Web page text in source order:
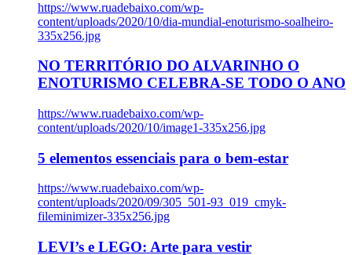
https://www.ruadebaixo.com/wp-
content/uploads/2020/10/dia-mundial-enoturismo-soalheiro-
335x256.jpg
NO TERRITÓRIO DO ALVARINHO O
ENOTURISMO CELEBRA-SE TODO O ANO
https://www.ruadebaixo.com/wp-
content/uploads/2020/10/image1-335x256.jpg
5 elementos essenciais para o bem-estar
https://www.ruadebaixo.com/wp-
content/uploads/2020/09/305_501-93_019_cmyk-
fileminimizer-335x256.jpg
LEVI’s e LEGO: Arte para vestir